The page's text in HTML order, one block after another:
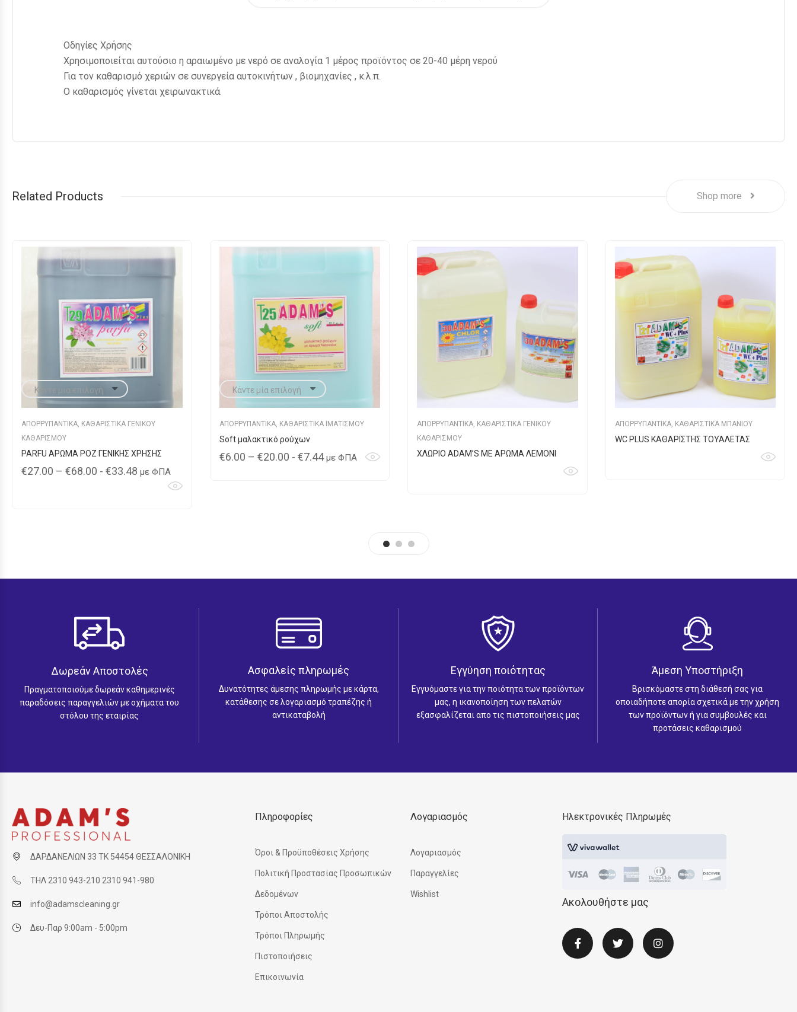
Οδηγίες Χρήσης
Χρησιμοποιείται αυτούσιο η αραιωμένο με νερό σε αναλογία 1 μέρος προϊόντος σε 20-40 μέρη νερού
Για τον καθαρισμό χεριών σε συνεργεία αυτοκινήτων , βιομηχανίες , κ.λ.π.
Ο καθαρισμός γίνεται χειρωνακτικά.
Related Products Shop more
ΑΠΟΡΡΥΠΑΝΤΙΚΑ ΚΑΘΑΡΙΣΤΙΚΑ ΓΕΝΙΚΟΥ
ΚΑΘΑΡΙΣΜΟΥ
PARFU ΑΡΩΜΑ ΡΟΖ ΓΕΝΙΚΗΣ ΧΡΗΣΗΣ
€27.00 – €68.00 Price
- €33.48 με ΦΠΑ
ΑΠΟΡΡΥΠΑΝΤΙΚΑ, ΚΑΘΑΡΙΣΤΙΚΑ ΙΜΑΤΙΣΜΟΥ
Soft μαλακτικό ρούχων
€6.00 – €20.00Price
- €7.44 με ΦΠΑ
ΑΠΟΡΡΥΠΑΝΤΙΚΑ ΚΑΘΑΡΙΣΤΙΚΑ ΓΕΝΙΚΟΥ
ΚΑΘΑΡΙΣΜΟΥ
ΧΛΩΡΙΟ ADAM’S ΜΕ ΑΡΩΜΑ ΛΕΜΟΝΙ
ΑΠΟΡΡΥΠΑΝΤΙΚΑ, ΚΑΘΑΡΙΣΤΙΚΑ ΜΠΑΝΙΟΥ
WC PLUS KAΘΑΡΙΣΤΗΣ ΤΟΥΑΛΕΤΑΣ
Δωρεάν Αποστολές
Πραγματοποιούμε δωρεάν καθημερινές
παραδόσεις παραγγελιών με οχήματα του
στόλου της εταιρίας
Ασφαλείς πληρωμές
Δυνατότητες άμεσης πληρωμής με κάρτα,
κατάθεσης σε λογαριασμό τραπέζης ή
αντικαταβολή
Εγγύηση ποιότητας
Εγγυόμαστε για την ποιότητα των προϊόντων
μας, η ικανοποίηση των πελατών
εξασφαλίζεται απο τις πιστοποιήσεις μας
Άμεση Υποστήριξη
Βρισκόμαστε στη διάθεσή σας για
οποιαδήποτε απορία σχετικά με την χρήση
των προϊόντων ή για συμβουλές και
προτάσεις καθαρισμού
ΔΑΡΔΑΝΕΛΙΩΝ 33 ΤΚ 54454 ΘΕΣΣΑΛΟΝΙΚΗ
ΤΗΛ 2310 943-210 2310 941-980
info@adamscleaning.gr
Δευ-Παρ 9:00am - 5:00pm
Πληροφορίες
Όροι & Προϋποθέσεις Χρήσης
Πολιτική Προστασίας Προσωπικών
Δεδομένων
Τρόποι Αποστολής
Τρόποι Πληρωμής
Πιστοποιήσεις
Επικοινωνία
Λογαριασμός
Λογαριασμός
Παραγγελίες
Wishlist
Ηλεκτρονικές Πληρωμές
Ακολουθήστε μας